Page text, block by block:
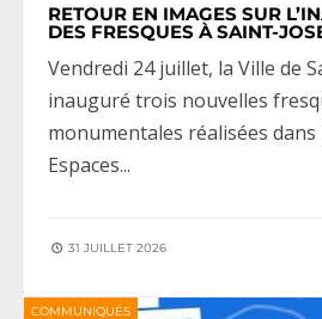
RETOUR EN IMAGES SUR
DES FRESQUES À SAINT-
Vendredi 24 juillet, la Ville de
inauguré trois nouvelles
monumentales réalisées
Espaces...
31 JUILLET 2026
COMMUNIQUÉS